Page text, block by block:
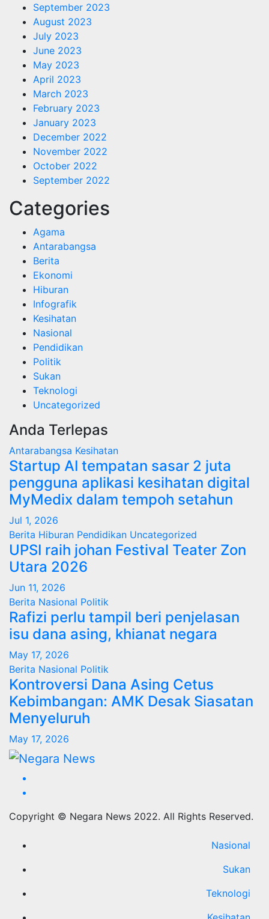
September 2023
August 2023
July 2023
June 2023
May 2023
April 2023
March 2023
February 2023
January 2023
December 2022
November 2022
October 2022
September 2022
Categories
Agama
Antarabangsa
Berita
Ekonomi
Hiburan
Infografik
Kesihatan
Nasional
Pendidikan
Politik
Sukan
Teknologi
Uncategorized
Anda Terlepas
Antarabangsa Kesihatan
Startup AI tempatan sasar 2 juta
pengguna aplikasi kesihatan digital
MyMedix dalam tempoh setahun
Jul 1, 2026
Berita Hiburan Pendidikan Uncategorized
UPSI raih johan Festival Teater Zon
Utara 2026
Jun 11, 2026
Berita Nasional Politik
Rafizi perlu tampil beri penjelasan
isu dana asing, khianat negara
May 17, 2026
Berita Nasional Politik
Kontroversi Dana Asing Cetus
Kebimbangan: AMK Desak Siasatan
Menyeluruh
May 17, 2026
Copyright © Negara News 2022. All Rights Reserved.
Nasional
Sukan
Teknologi